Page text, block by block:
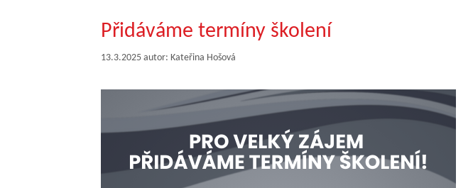
Přidáváme termíny školení
13.3.2025 autor: Kateřina Hošová